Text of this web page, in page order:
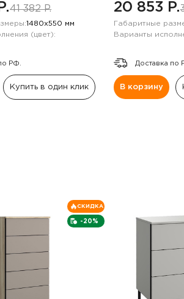
41 382 P.
1480х550 мм
(цвет):
РФ.
Купить в один клик
20 853 P.
Габаритные
Варианты
Доставка по
В корзину
-20%
СКИДКА